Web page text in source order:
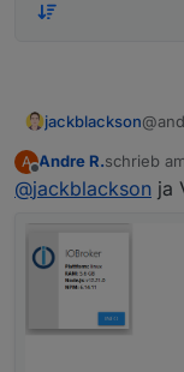
jackblackson
A
Offline
Andre R.schrieb
zuletzt
@jackblackson ja